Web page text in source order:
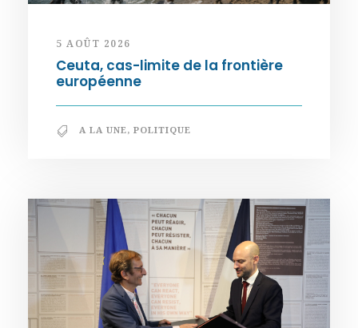
5 AOÛT 2026
Ceuta, cas-limite de la frontière
européenne
A LA UNE, POLITIQUE